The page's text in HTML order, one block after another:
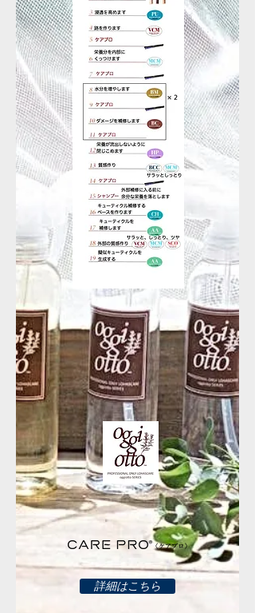
詳細はこちら